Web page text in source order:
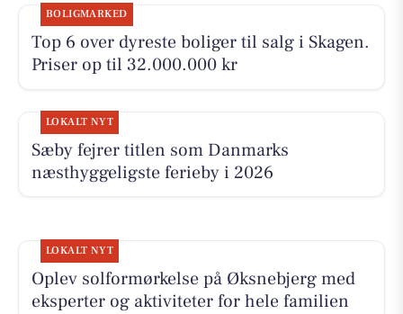
BOLIGMARKED
Top 6 over dyreste boliger til salg i Skagen.
Priser op til 32.000.000 kr
LOKALT NYT
Sæby fejrer titlen som Danmarks
næsthyggeligste ferieby i 2026
LOKALT NYT
Oplev solformørkelse på Øksnebjerg med
eksperter og aktiviteter for hele familien